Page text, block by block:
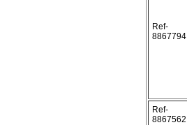
Ref-
8867794
Ref-
8867562